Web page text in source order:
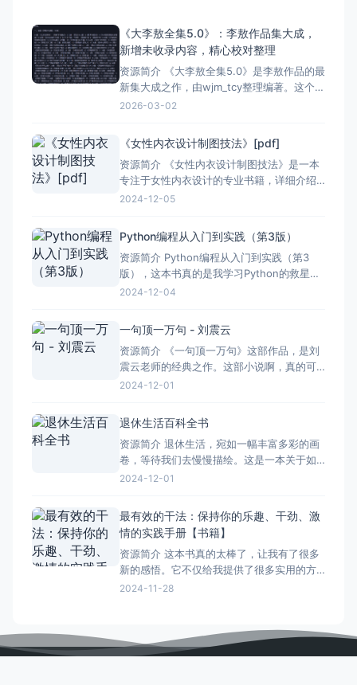
《大李敖全集5.0》：李敖作品集大成，
新增未收录内容，精心校对整理
资源简介 《大李敖全集5.0》是李敖作品的最
新集大成之作，由wjm_tcy整理编著。这个版
本经过一年的精心校对和整理，不仅修正了
求呈现一个最完整、最准确的李敖作品集。
此外，该版本还提供多种格式的免费下载，
包括 ht
2026-03-02
《女性内衣设计制图技法》[pdf]
资源简介 《女性内衣设计制图技法》是一本
专注于女性内衣设计的专业书籍，详细介绍
了从基础结构到高级制图技巧的各个方面。
### 基础知识 书中首先介绍了女性人体的基
本构造和测量方法，这是设计内衣的基础。
通过学习这
2024-12-05
Python编程从入门到实践（第3版）
资源简介 Python编程从入门到实践（第3
版），这本书真的是我学习Python的救星
啊！从我开始接触编程的时候，我就对
种实用的模块和库，让我能够轻松上手。 书
中不仅有丰富的理论知识，还有很多实际的
应用案
2024-12-04
一句顶一万句 - 刘震云
资源简介 《一句顶一万句》这部作品，是刘
震云老师的经典之作。这部小说啊，真的可
以说是把咱中国的人情世故、心里头的那点
心思。作者通过细腻的描写，把他们内心的
纠结、矛盾给展现得淋漓尽致。而且啊，书
中的语言也特别有意思，那
2024-12-01
退休生活百科全书
资源简介 退休生活，宛如一幅丰富多彩的画
卷，等待我们去慢慢描绘。这是一本关于如
何度过退休生活的百科全书，它不仅仅是一
生活的篇章。退休并不意味着结束，而是另
一种生活的开始。你可以选择去旅行，去看
看这个大千世界，也可以
2024-12-01
最有效的干法：保持你的乐趣、干劲、激
情的实践手册【书籍】
资源简介 这本书真的太棒了，让我有了很多
新的感悟。它不仅给我提供了很多实用的方
法，还让我重新审视了自己对工作的态度。
阅读这本书，我意识到只有真正热爱自己的
工作，才能从中找到乐趣和动力。 干劲和激
2024-11-28